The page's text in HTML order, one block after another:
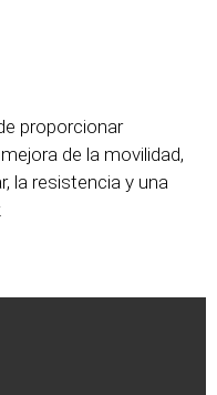
proporcionar
de la movilidad,
la resistencia y una